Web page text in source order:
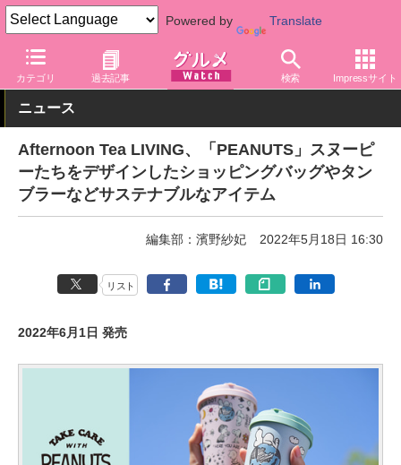
Powered by Translate
カテゴリ 過去記事 検索 Impressサイト
グルメ Watch 関連商品 グッズ
ニュース
Afternoon Tea LIVING、「PEANUTS」スヌーピ
ーたちをデザインしたショッピングバッグやタン
ブラーなどサステナブルなアイテム
編集部：濱野紗妃 2022年5月18日 16:30
リスト
2022年6月1日 発売